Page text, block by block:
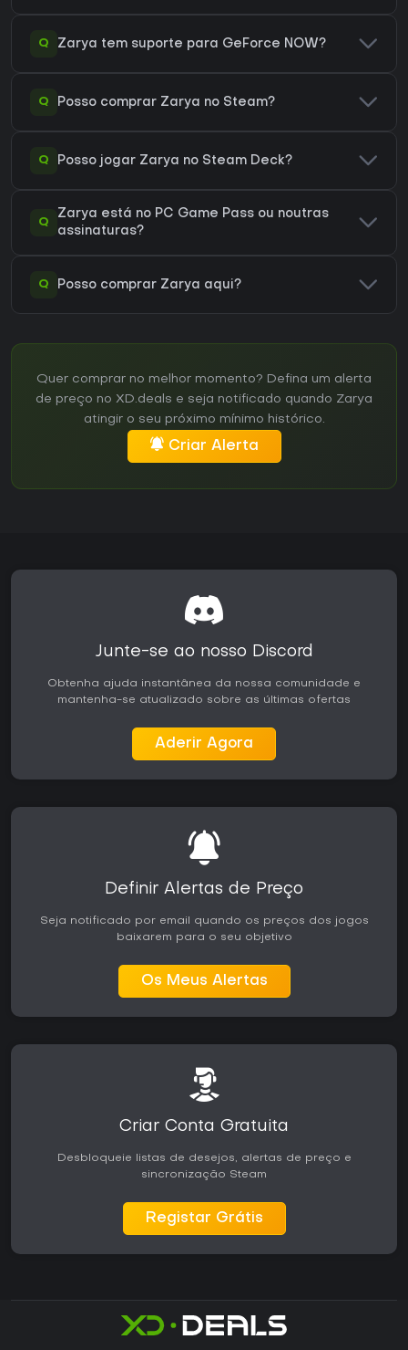
Q Zarya tem suporte para GeForce NOW?
Q Posso comprar Zarya no Steam?
Q Posso jogar Zarya no Steam Deck?
Q
Zarya está no PC Game Pass ou noutras
assinaturas?
Q Posso comprar Zarya aqui?
Quer comprar no melhor momento? Defina um alerta
de preço no XD.deals e seja notificado quando Zarya
atingir o seu próximo mínimo histórico.
Criar Alerta
Junte-se ao nosso Discord
Obtenha ajuda instantânea da nossa comunidade e
mantenha-se atualizado sobre as últimas ofertas
Aderir Agora
Definir Alertas de Preço
Seja notificado por email quando os preços dos jogos
baixarem para o seu objetivo
Os Meus Alertas
Criar Conta Gratuita
Desbloqueie listas de desejos, alertas de preço e
sincronização Steam
Registar Grátis